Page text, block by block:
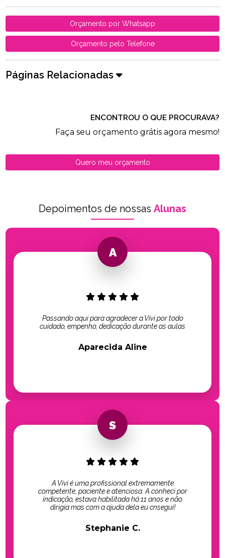
Orçamento por Whatsapp
Orçamento pelo Telefone
Páginas Relacionadas
ENCONTROU O QUE PROCURAVA?
Faça seu orçamento grátis agora mesmo!
Quero meu orçamento
Depoimentos de nossas Alunas
Passando aqui para agradecer a Vivi por todo
cuidado, empenho, dedicação durante as aulas
Aparecida Aline
A Vivi é uma profissional extremamente
competente, paciente e atenciosa. A conheci por
indicação, estava habilitada há 11 anos e não
dirigia mas com a ajuda dela eu cnsegui!
Stephanie C.